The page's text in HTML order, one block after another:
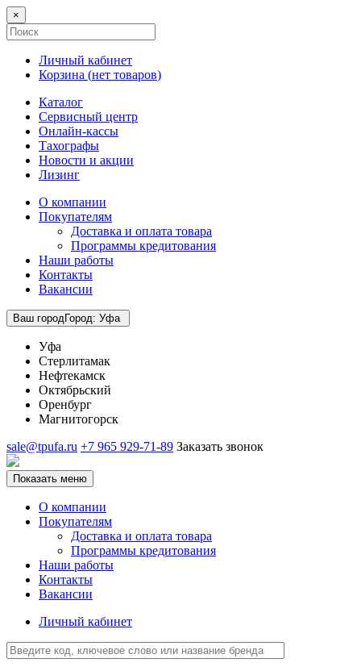
×
Личный кабинет
Корзина (нет товаров)
Каталог
Сервисный центр
Онлайн-кассы
Тахографы
Новости и акции
Лизинг
О компании
Покупателям
Доставка и оплата товара
Программы кредитования
Наши работы
Контакты
Вакансии
Ваш городГород: Уфа
Уфа
Стерлитамак
Нефтекамск
Октябрьский
Оренбург
Магнитогорск
sale@tpufa.ru +7 965 929-71-89 Заказать звонок
Показать меню
О компании
Покупателям
Доставка и оплата товара
Программы кредитования
Наши работы
Контакты
Вакансии
Личный кабинет